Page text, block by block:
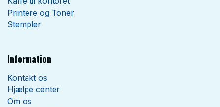
Printere og Toner
Stempler
Information
Kontakt os
Hjælpe center
Om os